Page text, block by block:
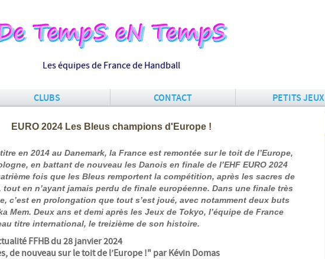
Les équipes de France de Handball
CLUBS CONTACT PETITS JEUX
EURO 2024 Les Bleus champions d'Europe !
en 2014 au Danemark, la France est remontée sur le toit de l’Europe,
en battant de nouveau les Danois en finale de l’EHF EURO 2024
fois que les Bleus remportent la compétition, après les sacres de
tout en n’ayant jamais perdu de finale européenne. Dans une finale très
c’est en prolongation que tout s’est joué, avec notamment deux buts
Mem. Deux ans et demi après les Jeux de Tokyo, l’équipe de France
titre international, le treizième de son histoire.
FFHB du 28 janvier 2024
de nouveau sur le toit de l’Europe !" par Kévin Domas